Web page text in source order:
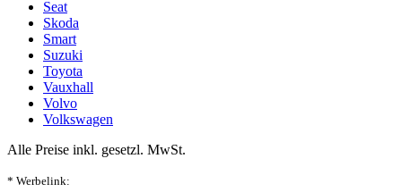
Seat
Skoda
Smart
Suzuki
Toyota
Vauxhall
Volvo
Volkswagen
Alle Preise inkl. gesetzl. MwSt.
* Werbelink: